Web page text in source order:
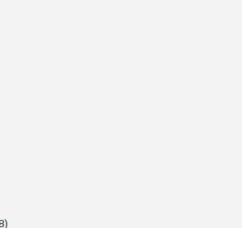
γενιάς που απόλαυσε τους
τα σπορ. Δεν είναι
θαυμάζει όσους βρίσκουν το
Αντίθετα από πολλούς
διατροφές. Ελπίζει ότι
ότι θα γράφει όσο
που τον διαβάζουν, είτε
διαφωνώντας.